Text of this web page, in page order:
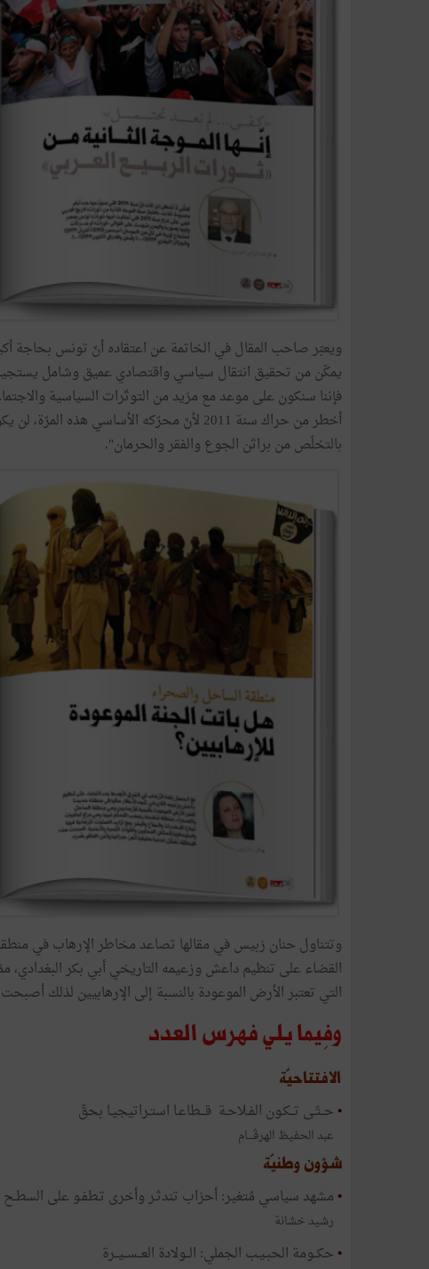
ويعبّر صاحب المقال في الخاتمة عن اعتقاده أنّ تونس بحاجة
يمكّن من تحقيق انتقال سياسي واقتصادي عميق وشامل
فإننا سنكون على موعد مع مزيد من التوتّرات السياسية
أخطر من حراك سنة 2011 لأنّ محرّكه الأساسي
بالتخلّص من براثن الجوع والفقر والحرمان".
وتتناول حنان زبيس في مقالها تصاعد مخاطر الإرهاب في
القضاء على تنظيم داعش وزعيمه التاريخي أبي بكر البغدادي،
التي تعتبر الأرض الموعودة بالنسبة إلى الإرهابيين لذلك
وفِيما يلي فهرس العدد
الافتتاحيّة
• حــتّـى تــكـون الفـلاحـة قـــطاعـا استـراتيجيـا بحقّ
عبد الحفيظ الهرڤـــام
شؤون وطنيّة
• مشهد سياسي مُتغير: أحزاب تندثـر وأخرى تـطفـو على السطـح
رشيد خشانة
• حكــومة الحبـيـب الجملي: الــولادة العــســيــرة